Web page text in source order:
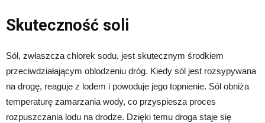
Skuteczność soli
Sól, zwłaszcza chlorek sodu, jest skutecznym środkiem
przeciwdziałającym oblodzeniu dróg. Kiedy sól jest rozsypywana
na drogę, reaguje z lodem i powoduje jego topnienie. Sól obniża
temperaturę zamarzania wody, co przyspiesza proces
rozpuszczania lodu na drodze. Dzięki temu droga staje się